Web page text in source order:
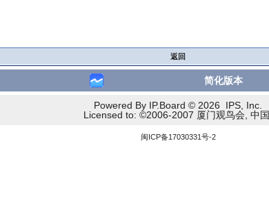
返回
简化版本
Powered By IP.Board © 2026 IPS, Inc.
Licensed to: ©2006-2007 厦门观鸟会, 中国.
闽ICP备17030331号-2